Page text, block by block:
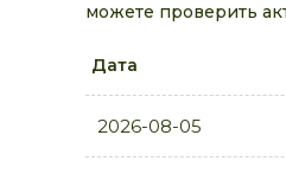
можете проверить
Дата
2026-08-05